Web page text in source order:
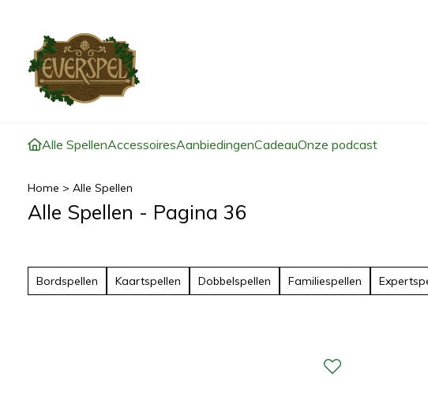
Alle SpellenAccessoiresAanbiedingenCadeauOnze podcast
Home > Alle Spellen
Alle Spellen - Pagina 36
Bordspellen Kaartspellen Dobbelspellen Familiespellen